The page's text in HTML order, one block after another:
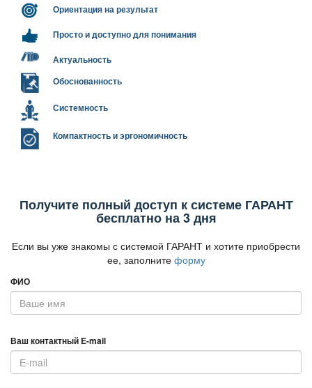
Ориентация на результат
Просто и доступно для понимания
Актуальность
Обоснованность
Системность
Компактность и эргономичность
Получите полный доступ к системе ГАРАНТ
есплатно на 3 дня
Если вы уже знакомы с системой ГАРАНТ и хотите приобрести
ее, заполните форму
ФИО
аш контактный E-mail